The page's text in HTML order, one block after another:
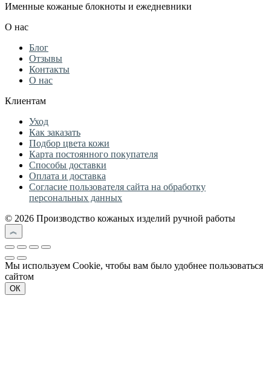
10
8
Именные кожаные блокноты и ежедневники
О нас
Блог
Отзывы
Контакты
О нас
Клиентам
Уход
Как заказать
Подбор цвета кожи
Карта постоянного покупателя
Способы доставки
Оплата и доставка
Согласие пользователя сайта на обработку
персональных данных
© 2026 Производство кожаных изделий ручной работы
Мы используем Cookie, чтобы вам было удобнее пользоваться
сайтом
ОК